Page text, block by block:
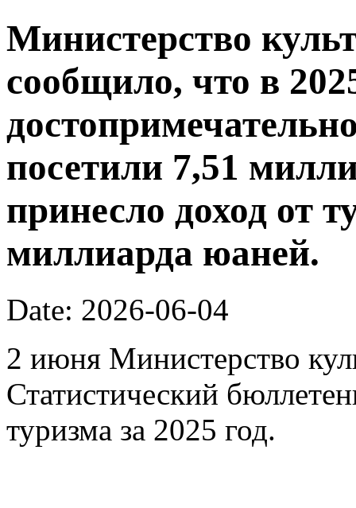
Министерство
сообщило, что в
посетили 7,51
принесло доход от
миллиарда юаней.
Date: 2026-06-04
2 июня Министерство
Статистический
туризма за 2025 год.